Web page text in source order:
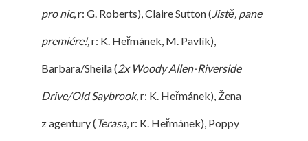
pro nic, r: G. Roberts), Claire Sutton (Jistě, pane
premiére!,r: K. Heřmánek, M. Pavlík),
Barbara/Sheila (2x Woody Allen-Riverside
Drive/Old Saybrook,r: K. Heřmánek), Žena
z agentury ( Terasa, r: K. Heřmánek), Poppy